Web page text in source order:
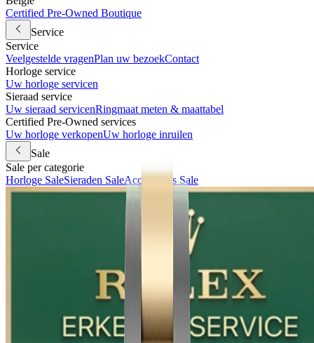
Certified Pre-Owned Boutique
Service
Service
Veelgestelde vragenPlan uw bezoekContact
Horloge service
Uw horloge servicen
Sieraad service
Uw sieraad servicenRingmaat meten & maattabel
Certified Pre-Owned services
Uw horloge verkopenUw horloge inruilen
Sale
Sale per categorie
Horloge SaleSieraden SaleAccessoires Sale